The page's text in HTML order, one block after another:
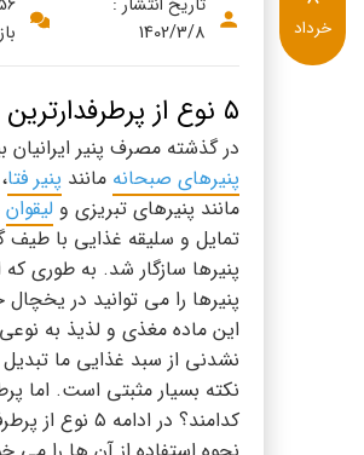
سینما دوماس
دانستنی های سلامت
گالری تصاویر
English
Russian
Arabic
Turkish
1402/3/8
خرداد
۵ نوع از پرطرفدارترین پنیرها
در گذشته مصرف پنیر
پنیرهای صبحانه مانند پنیر فتا
مانند پنیرهای تبریزی و لیقوان
تمایل و سلیقه غذایی با طیف
پنیرها سازگار شد. به طوری که
پنیرها را می توانید در یخچال
این ماده مغذی و لذیذ به
نشدنی از سبد غذایی ما تبدیل
نکته بسیار مثبتی است. اما
کدامند؟ در ادامه